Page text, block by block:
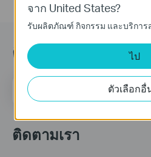
ติดตามข้อมูลข่าวสาร
ที่อยู่อีเมล
ติดตามเรา
จาก United States?
รับผลิตภัณฑ์ กิจกรรม และบริกา
ไป
ตัวเลือกอื่